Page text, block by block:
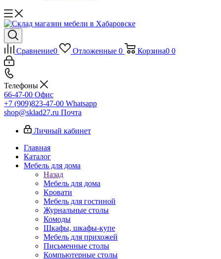
Сравнение0 Отложенные 0 Корзина0 0
Телефоны
66-47-00 Офис
+7 (909)823-47-00 Whatsapp
shop@sklad27.ru Почта
Личный кабинет
Главная
Каталог
Мебель для дома
Назад
Мебель для дома
Кровати
Мебель для гостиной
Журнальные столы
Комоды
Шкафы, шкафы-купе
Мебель для прихожей
Письменные столы
Компьютерные столы